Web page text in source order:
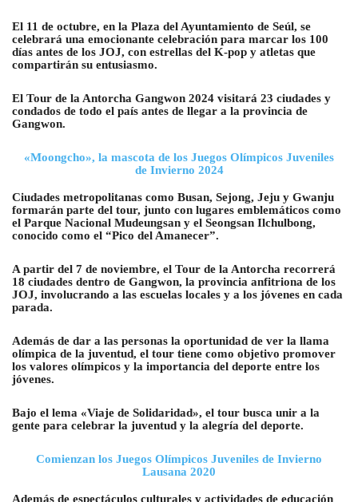
El 11 de octubre, en la Plaza del Ayuntamiento de Seúl, se
celebrará una emocionante celebración para marcar los 100
días antes de los JOJ, con estrellas del K-pop y atletas que
compartirán su entusiasmo.
El Tour de la Antorcha Gangwon 2024 visitará 23 ciudades y
condados de todo el país antes de llegar a la provincia de
Gangwon.
«Moongcho», la mascota de los Juegos Olímpicos Juveniles
de Invierno 2024
Ciudades metropolitanas como Busan, Sejong, Jeju y Gwanju
formarán parte del tour, junto con lugares emblemáticos como
el Parque Nacional Mudeungsan y el Seongsan Ilchulbong,
conocido como el “Pico del Amanecer”.
A partir del 7 de noviembre, el Tour de la Antorcha recorrerá
18 ciudades dentro de Gangwon, la provincia anfitriona de los
JOJ, involucrando a las escuelas locales y a los jóvenes en cada
parada.
Además de dar a las personas la oportunidad de ver la llama
olímpica de la juventud, el tour tiene como objetivo promover
los valores olímpicos y la importancia del deporte entre los
jóvenes.
Bajo el lema «Viaje de Solidaridad», el tour busca unir a la
gente para celebrar la juventud y la alegría del deporte.
Comienzan los Juegos Olímpicos Juveniles de Invierno
Lausana 2020
Además de espectáculos culturales y actividades de educación